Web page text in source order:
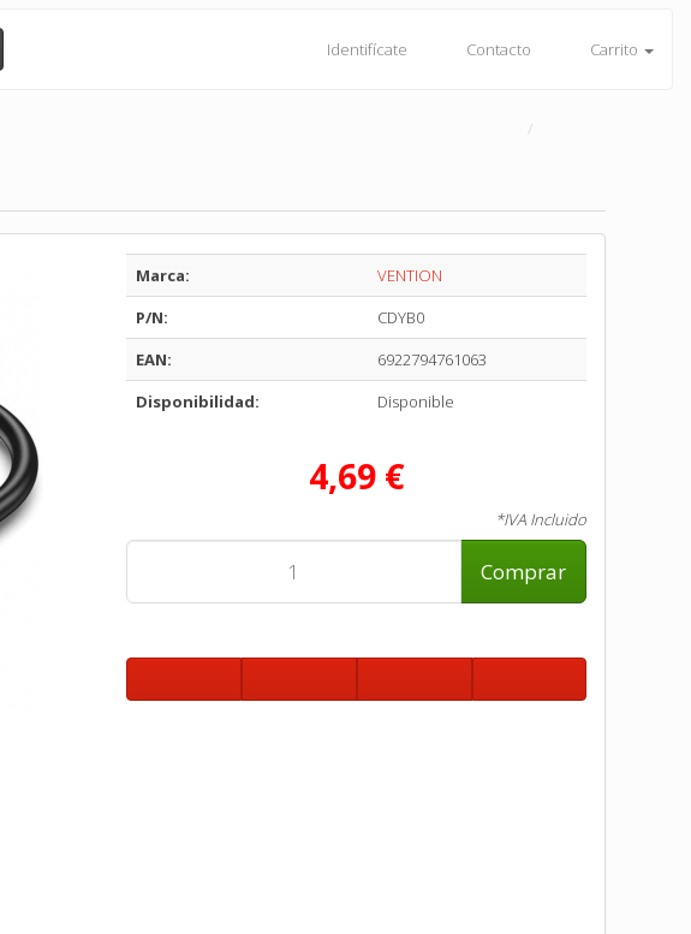
Identifícate Contacto Carrito
Marca:
VENTION
P/N:
CDYB0
EAN:
6922794761063
Disponibilidad:
Disponible
4,69 €
*IVA Incluido
Comprar